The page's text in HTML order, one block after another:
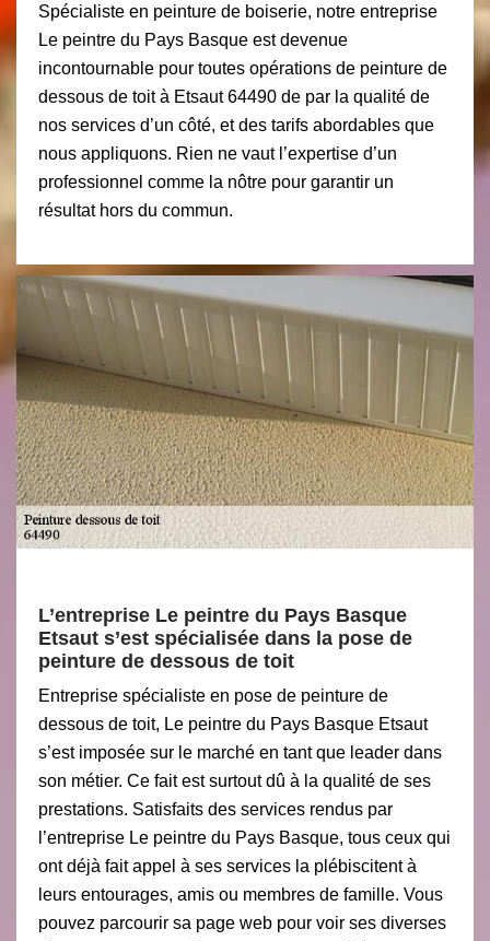
Spécialiste en peinture de boiserie, notre entreprise
Le peintre du Pays Basque est devenue
incontournable pour toutes opérations de peinture de
dessous de toit à Etsaut 64490 de par la qualité de
nos services d’un côté, et des tarifs abordables que
nous appliquons. Rien ne vaut l’expertise d’un
professionnel comme la nôtre pour garantir un
résultat hors du commun.
L’entreprise Le peintre du Pays Basque
Etsaut s’est spécialisée dans la pose de
peinture de dessous de toit
Entreprise spécialiste en pose de peinture de
dessous de toit, Le peintre du Pays Basque Etsaut
s’est imposée sur le marché en tant que leader dans
son métier. Ce fait est surtout dû à la qualité de ses
prestations. Satisfaits des services rendus par
l’entreprise Le peintre du Pays Basque, tous ceux qui
ont déjà fait appel à ses services la plébiscitent à
leurs entourages, amis ou membres de famille. Vous
pouvez parcourir sa page web pour voir ses diverses